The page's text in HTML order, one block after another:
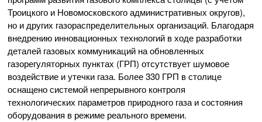
Троицкого и Новомосковского административных округов),
но и других газораспределительных организаций. Благодаря
внедрению инновационных технологий в ходе разработки
деталей газовых коммуникаций на обновленных
газорегуляторных пунктах (ГРП) отсутствует шумовое
воздействие и утечки газа. Более 330 ГРП в столице
оснащено системой непрерывного контроля
технологических параметров природного газа и состояния
оборудования в режиме реального времени.